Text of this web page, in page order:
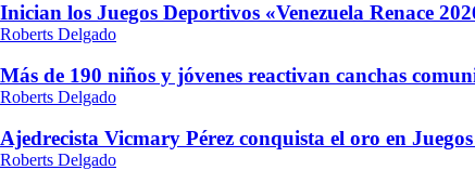
Inician los Juegos Deportivos «Venezuela Renace
Roberts Delgado
Más de 190 niños y jóvenes reactivan canchas
Roberts Delgado
Ajedrecista Vicmary Pérez conquista el oro en
Roberts Delgado